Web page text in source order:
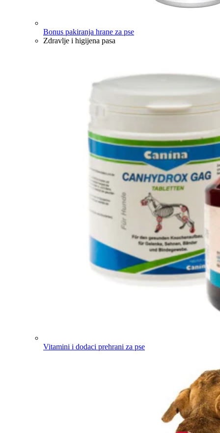
Bonus pakiranja hrane za pse
Zdravlje i higijena pasa
Vitamini i dodaci prehrani za pse